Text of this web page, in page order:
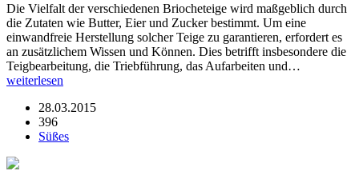
Die Vielfalt der verschiedenen Briocheteige wird maßgeblich durch
die Zutaten wie Butter, Eier und Zucker bestimmt. Um eine
einwandfreie Herstellung solcher Teige zu garantieren, erfordert es
an zusätzlichem Wissen und Können. Dies betrifft insbesondere die
Teigbearbeitung, die Triebführung, das Aufarbeiten und…
weiterlesen
28.03.2015
396
Süßes